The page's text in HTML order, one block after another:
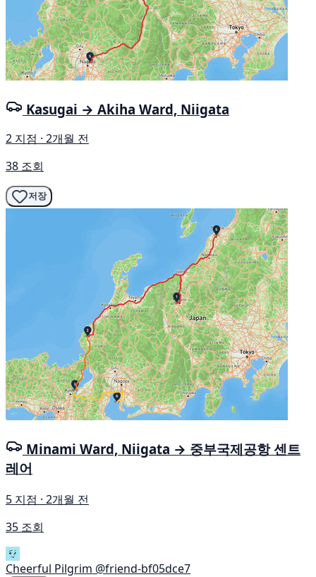
Kasugai → Akiha Ward, Niigata
2 지점 · 2개월 전
38 조회
저장
Minami Ward, Niigata → 중부국제공항 센트
레어
5 지점 · 2개월 전
35 조회
Cheerful Pilgrim @friend-bf05dce7